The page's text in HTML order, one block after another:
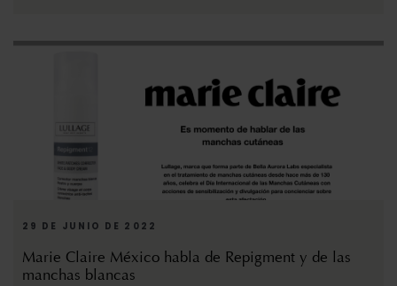
29 DE JUNIO DE 2022
Marie Claire México habla de Repigment y de las
manchas blancas